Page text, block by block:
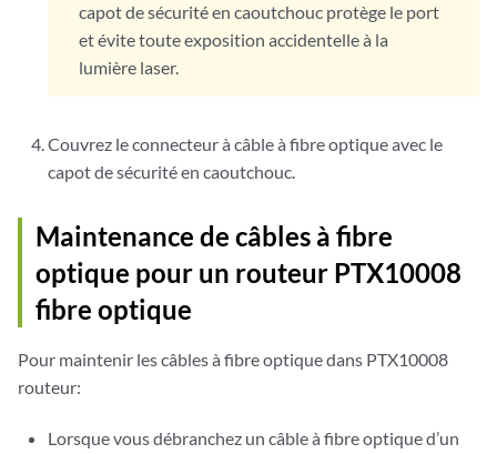
capot de sécurité en caoutchouc protège le port
et évite toute exposition accidentelle à la
lumière laser.
Couvrez le connecteur à câble à fibre optique avec le
capot de sécurité en caoutchouc.
Maintenance de câbles à fibre
optique pour un routeur PTX10008
fibre optique
Pour maintenir les câbles à fibre optique dans PTX10008
routeur:
Lorsque vous débranchez un câble à fibre optique d’un